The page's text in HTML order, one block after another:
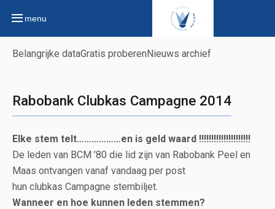
menu
Belangrijke dataGratis proberen Nieuws archief
Rabobank Clubkas Campagne 2014
Elke stem telt………………en is geld waard !!!!!!!!!!!!!!!!!!!!!
De leden van BCM ’80 die lid zijn van Rabobank Peel en
Maas ontvangen vanaf vandaag per post
hun clubkas Campagne stembiljet.
Wanneer en hoe kunnen leden stemmen?